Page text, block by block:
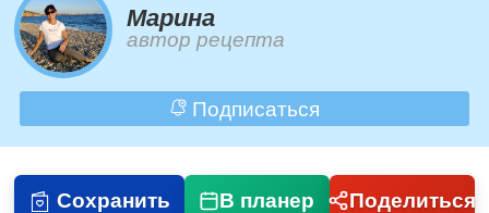
Марина
автор рецепта
Подписаться
Сохранить В планер Поделиться